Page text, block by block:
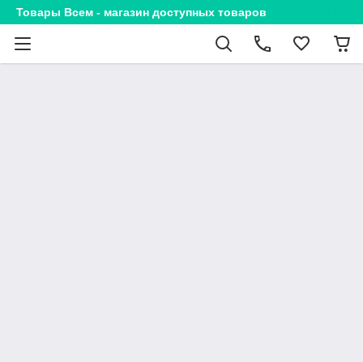
Товары Всем - магазин доступных товаров